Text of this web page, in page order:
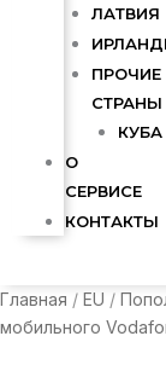
ЛАТВИЯ
ПРОЧИЕ
СТРАНЫ
КУБА
О
СЕРВИСЕ
КОНТАКТЫ
Главная / EU /
мобильного